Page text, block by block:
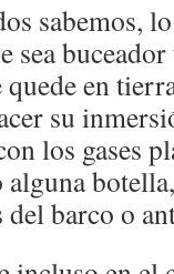
sabemos,
sea
en
su
los gases
barco o